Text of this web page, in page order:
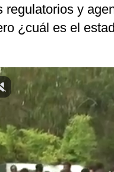
regulatorios y
¿cuál es el